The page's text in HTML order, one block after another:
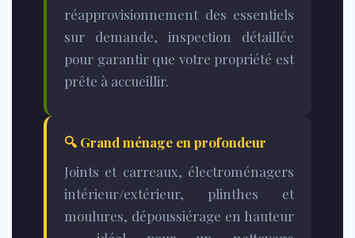
réapprovisionnement des essentiels
sur demande, inspection détaillée
pour garantir que votre propriété est
prête à accueillir.
🔍 Grand ménage en profondeur
Joints et carreaux, électroménagers
intérieur/extérieur, plinthes et
moulures, dépoussiérage en hauteur